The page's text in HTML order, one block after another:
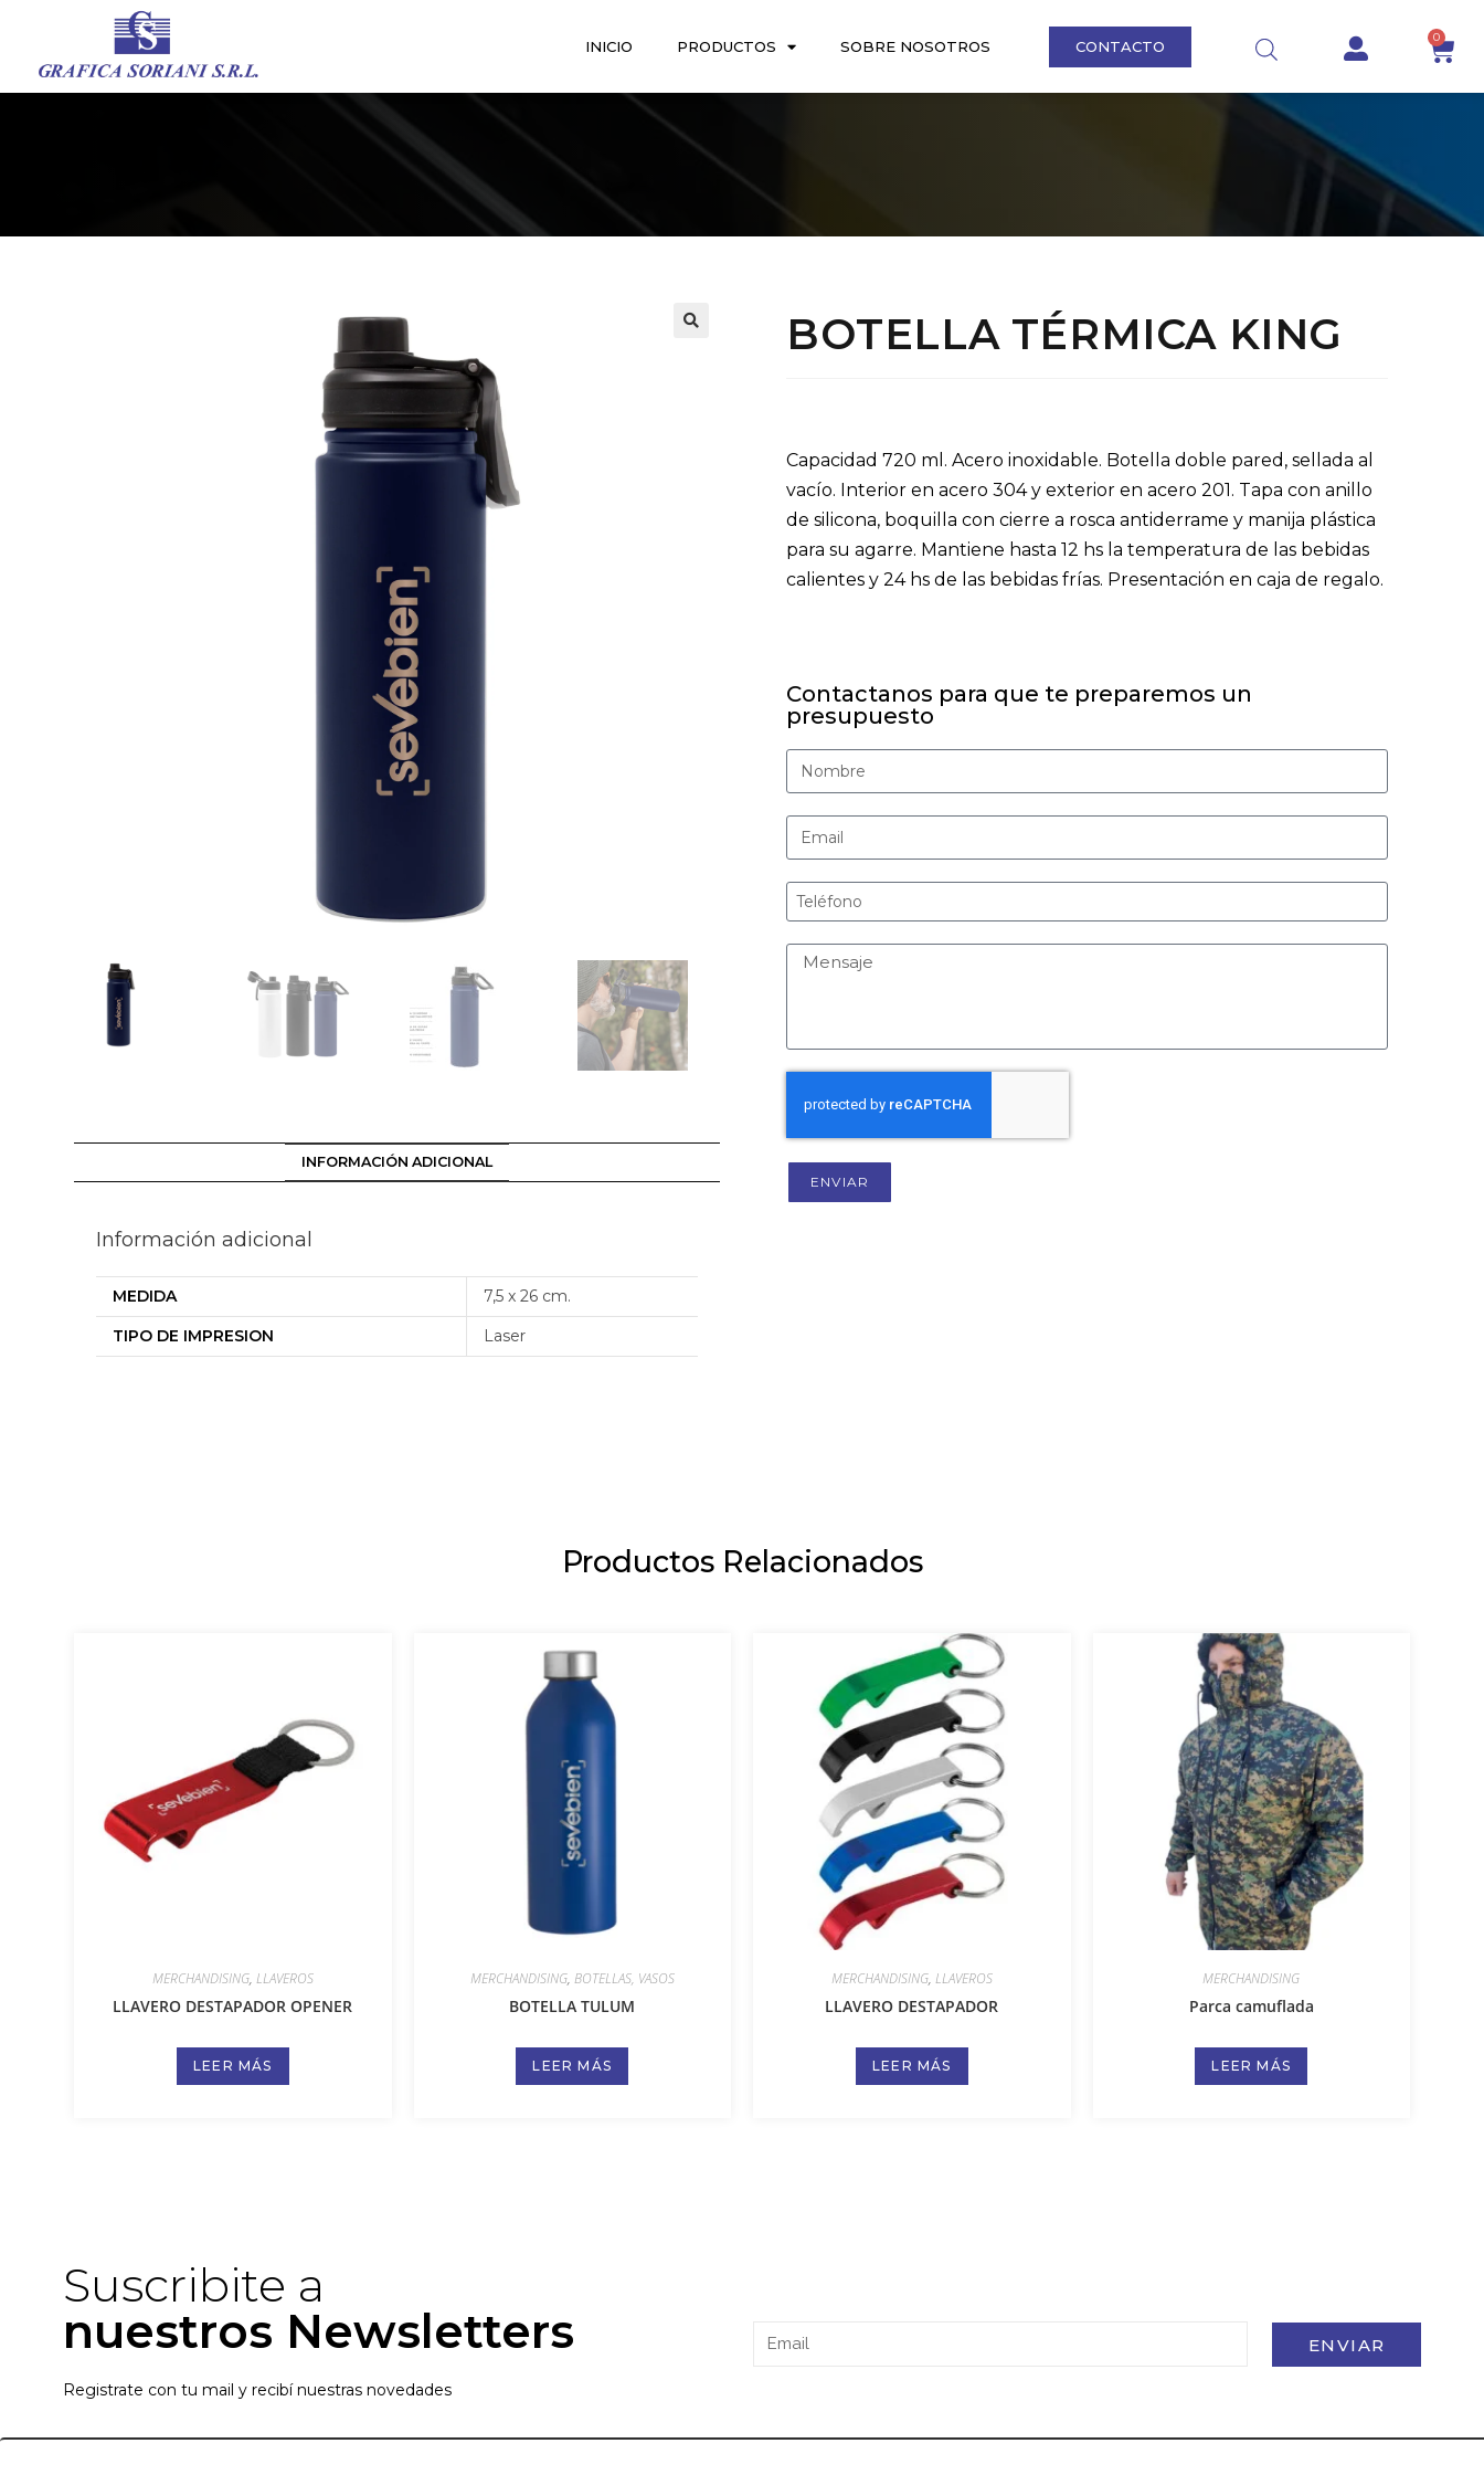
INICIO PRODUCTOS SOBRE NOSOTROS CONTACTO 0
INFORMACIÓN ADICIONAL
Información adicional
MEDIDA
7,5 x 26 cm.
TIPO DE IMPRESION
Laser
BOTELLA TÉRMICA KING
Capacidad 720 ml. Acero inoxidable. Botella doble pared, sellada al
vacío. Interior en acero 304 y exterior en acero 201. Tapa con anillo
de silicona, boquilla con cierre a rosca antiderrame y manija plástica
para su agarre. Mantiene hasta 12 hs la temperatura de las bebidas
calientes y 24 hs de las bebidas frías. Presentación en caja de regalo.
Contactanos para que te preparemos un
presupuesto
ENVIAR
Productos Relacionados
MERCHANDISING, LLAVEROS
LLAVERO DESTAPADOR OPENER
LEER MÁS
MERCHANDISING, BOTELLAS, VASOS
BOTELLA TULUM
LEER MÁS
MERCHANDISING, LLAVEROS
LLAVERO DESTAPADOR
LEER MÁS
MERCHANDISING
Parca camuflada
LEER MÁS
Suscribite a
nuestros Newsletters
Registrate con tu mail y recibí nuestras novedades
ENVIAR